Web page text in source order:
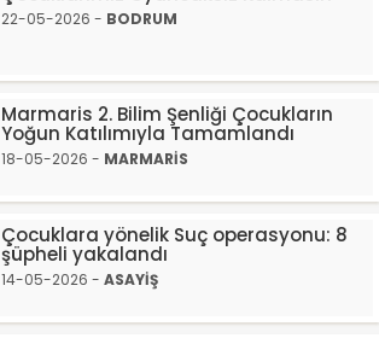
22-05-2026 - BODRUM
Marmaris 2. Bilim Şenliği Çocukların
Yoğun Katılımıyla Tamamlandı
18-05-2026 - MARMARİS
Çocuklara yönelik Suç operasyonu: 8
şüpheli yakalandı
14-05-2026 - ASAYİŞ